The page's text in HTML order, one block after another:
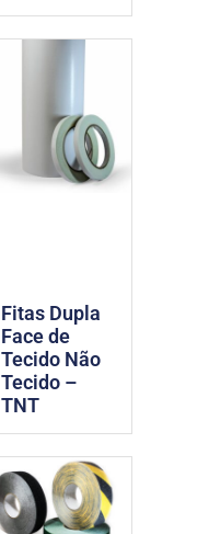
Fitas Dupla
Face de
Tecido Não
Tecido –
TNT